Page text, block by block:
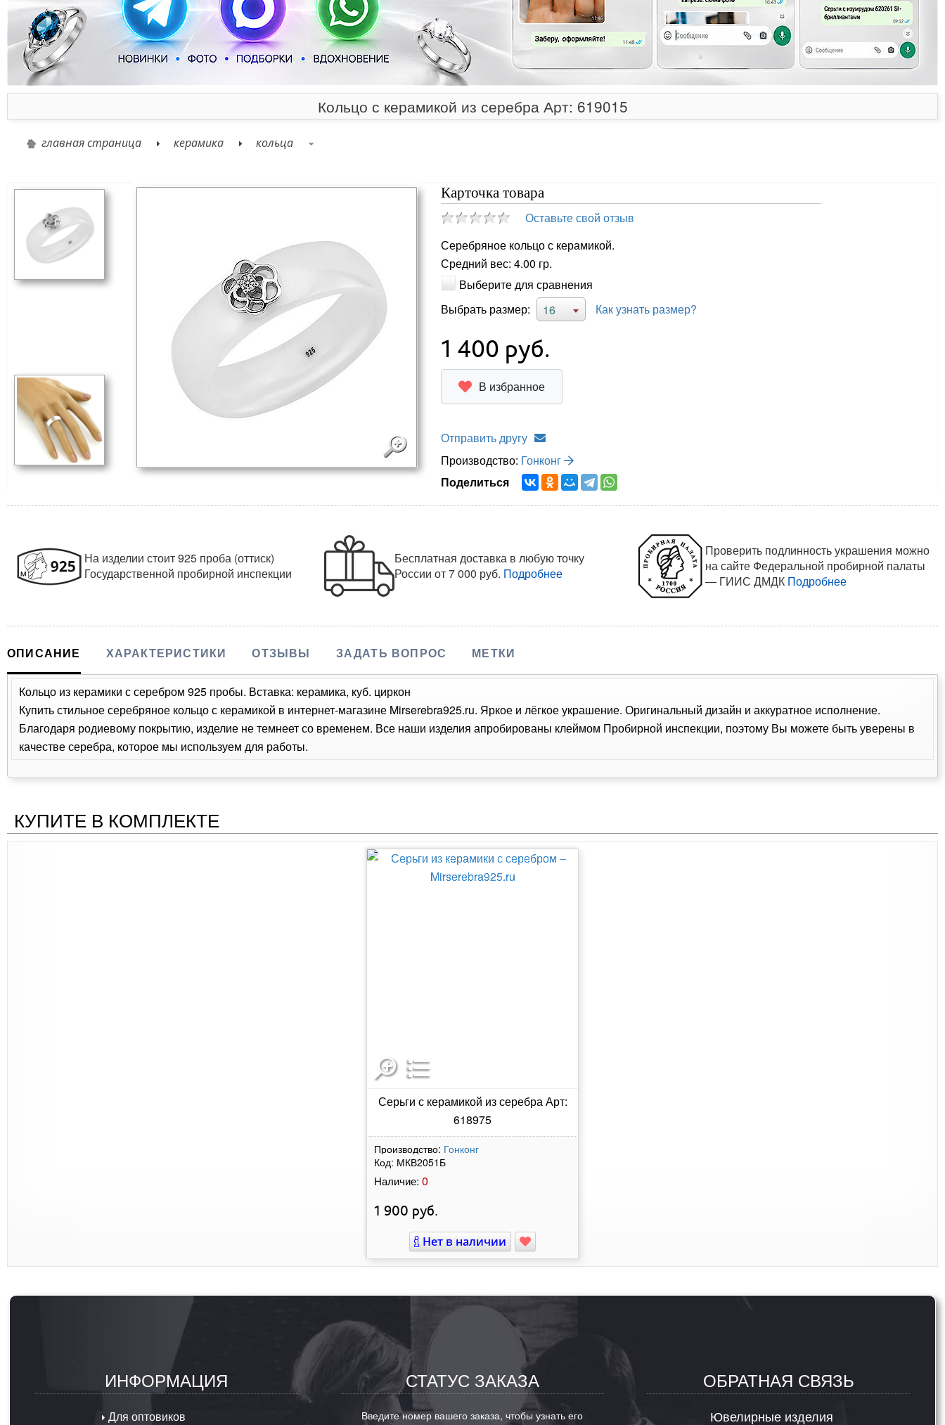
Кольцо с керамикой из серебра Арт: 619015
главная страница керамика кольца
Карточка товара
Оставьте свой отзыв
Серебряное кольцо с керамикой.
Средний вес: 4.00 гр.
Выберите для сравнения
Выбрать размер:
16 Как узнать размер?
1 400 руб.
В избранное
Отправить другу
Производство: Гонконг
Поделиться
На изделии стоит 925 проба (оттиск)
Государственной пробирной инспекции
Бесплатная доставка в любую точку
Россииот 7 000 руб. Подробнее
Проверить подлинность украшения можно
на сайте Федеральной пробирной палаты
— ГИИС ДМДК Подробнее
ОПИСАНИЕ ХАРАКТЕРИСТИКИ ОТЗЫВЫ ЗАДАТЬ ВОПРОС МЕТКИ
Кольцо из керамики с серебром 925 пробы. Вставка: керамика, куб. циркон
Купить стильное серебряное кольцо с керамикой в интернет-магазине Mirserebra925.ru. Яркое и лёгкое украшение. Оригинальный дизайн и аккуратное исполнение.
Благодаря родиевому покрытию, изделие не темнеет со временем. Все наши изделия апробированы клеймом Пробирной инспекции, поэтому Вы можете быть уверены в
качестве серебра, которое мы используем для работы.
КУПИТЕ В КОМПЛЕКТЕ
Серьги с керамикой из серебра Арт:
618975
Производство: Гонконг
Код: МКВ2051Б
Наличие: 0
1 900 руб.
Нет в наличии
ИНФОРМАЦИЯ
Для оптовиков
СТАТУС ЗАКАЗА
Введите номер вашего заказа, чтобы узнать его
ОБРАТНАЯ СВЯЗЬ
Ювелирные изделия